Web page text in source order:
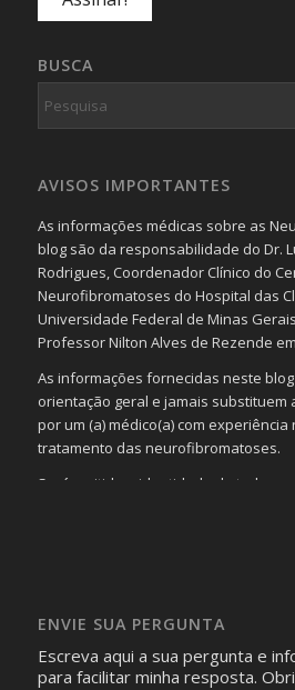
BUSCA
AVISOS IMPORTANTES
As informações médicas sobre as
blog são da responsabilidade do Dr.
Rodrigues, Coordenador Clínico do
Neurofibromatoses do Hospital das
Universidade Federal de Minas
Professor Nilton Alves de Rezende
As informações fornecidas neste
orientação geral e jamais substituem
por um (a) médico(a) com experiência
tratamento das neurofibromatoses.
Será omitida a identidade de todas as
identificação da pessoa fotografada.
ENVIE SUA PERGUNTA
Escreva aqui a sua pergunta e
para facilitar minha resposta.